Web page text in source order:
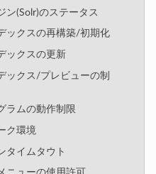
ン(Solr)のステータス
ックスの再構築/初期化
ックスの更新
ックス/プレビューの制
ラムの動作制限
ク環境
タイムタウト